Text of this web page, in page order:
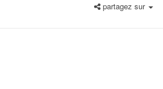
partagez sur